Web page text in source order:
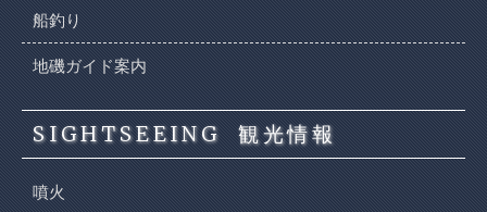
船釣り
地磯ガイド案内
SIGHTSEEING 観光情報
噴火